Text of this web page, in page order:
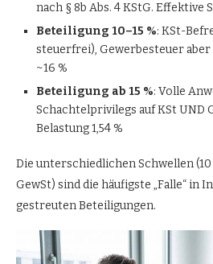
nach § 8b Abs. 4 KStG. Effektive
Beteiligung 10–15 %: KSt-
steuerfrei), Gewerbesteuer
~16 %
Beteiligung ab 15 %: Volle
Schachtelprivilegs auf KSt UND
Belastung 1,54 %
Die unterschiedlichen Schwellen (10
GewSt) sind die häufigste „Falle“ in
gestreuten Beteiligungen.